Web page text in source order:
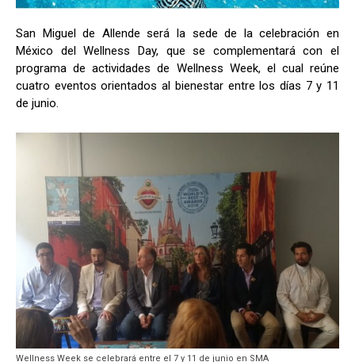
San Miguel de Allende será la sede de la celebración en
México del Wellness Day, que se complementará con el
programa de actividades de Wellness Week, el cual reúne
cuatro eventos orientados al bienestar entre los días 7 y 11
de junio.
Wellness Week se celebrará entre el 7 y 11 de junio en SMA